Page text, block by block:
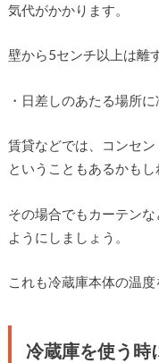
気代がかかります。
壁から5センチ以上は離
・日差しのあたる場所
賃貸などでは、コンセ
ということもあるかもし
その場合でもカーテン
ようにしましょう。
これも冷蔵庫本体の温度
冷蔵庫を使う時